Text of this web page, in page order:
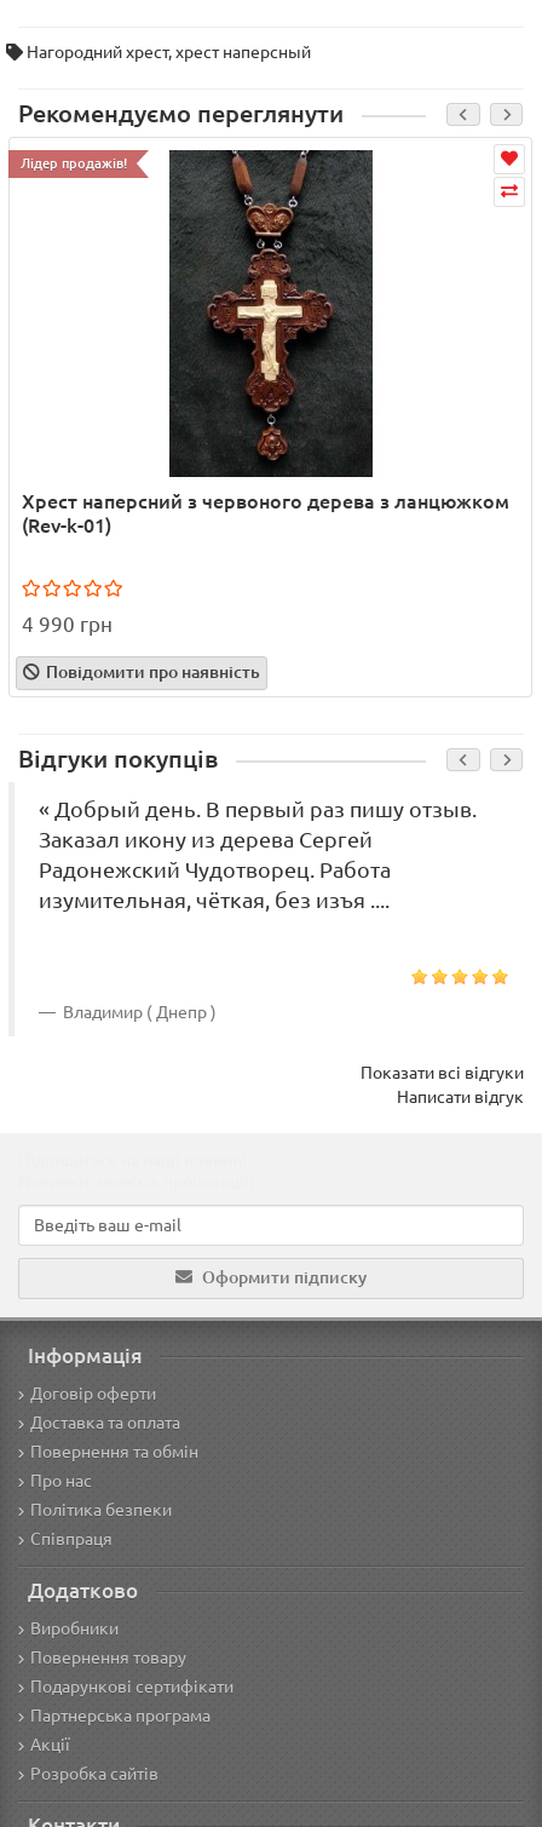
Нагородний хрест,хрест наперсный
Рекомендуємо переглянути
Лідер продажів!
Хрест наперсний з червоного дерева з ланцюжком
(Rev-k-01)
4 990 грн
Повідомити про наявність
Відгуки покупців
« Добрый день. В первый раз пишу отзыв.
Заказал икону из дерева Сергей
Радонежский Чудотворец. Работа
изумительная, чёткая, без изъя ....
Владимир ( Днепр )
Показати всі відгуки
Написати відгук
Оформити підписку
Інформація
Договір оферти
Доставка та оплата
Повернення та обмін
Про нас
Політика безпеки
Співпраця
Додатково
Виробники
Повернення товару
Подарункові сертифікати
Партнерська програма
Акції
Розробка сайтів